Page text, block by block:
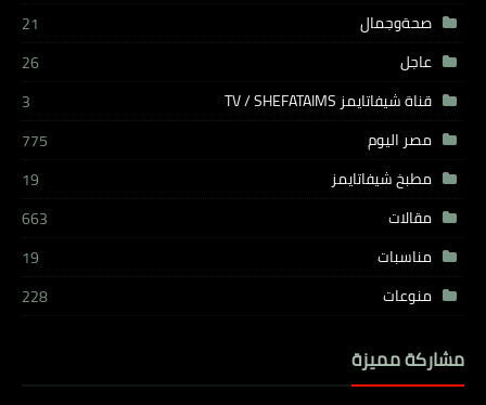
صحةوجمال
21
عاجل
26
قناة شيفاتايمز TV / SHEFATAIMS
3
مصر اليوم
775
مطبخ شيفاتايمز
19
مقالات
663
مناسبات
19
منوعات
228
مشاركة مميزة